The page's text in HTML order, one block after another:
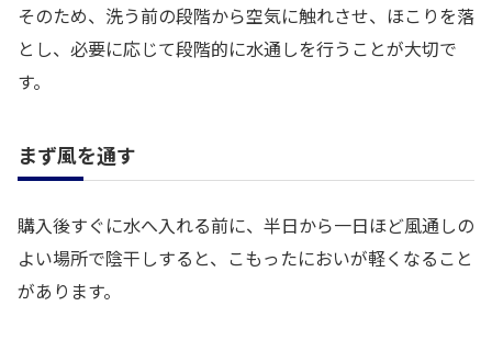
そのため、洗う前の段階から空気に触れさせ、ほこりを落
とし、必要に応じて段階的に水通しを行うことが大切で
す。
まず風を通す
購入後すぐに水へ入れる前に、半日から一日ほど風通しの
よい場所で陰干しすると、こもったにおいが軽くなること
があります。